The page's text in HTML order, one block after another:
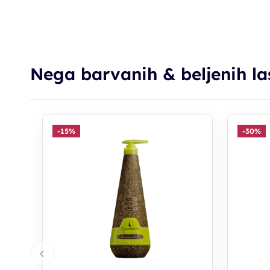
Nega barvanih & beljenih
-15% -30%